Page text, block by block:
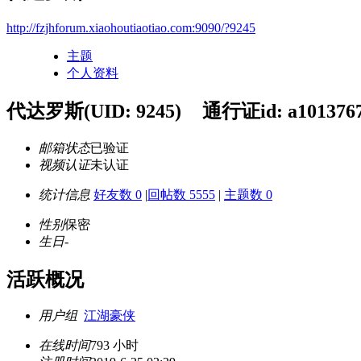
http://fzjhforum.xiaohoutiaotiao.com:9090/?9245
主题
个人资料
代达罗斯(UID: 9245) 通行证id:
邮箱状态已验证
视频认证未认证
统计信息 好友数 0 |回帖数 5555 | 主题数 0
性别保密
生日-
活跃概况
用户组 江湖豪侠
在线时间793 小时